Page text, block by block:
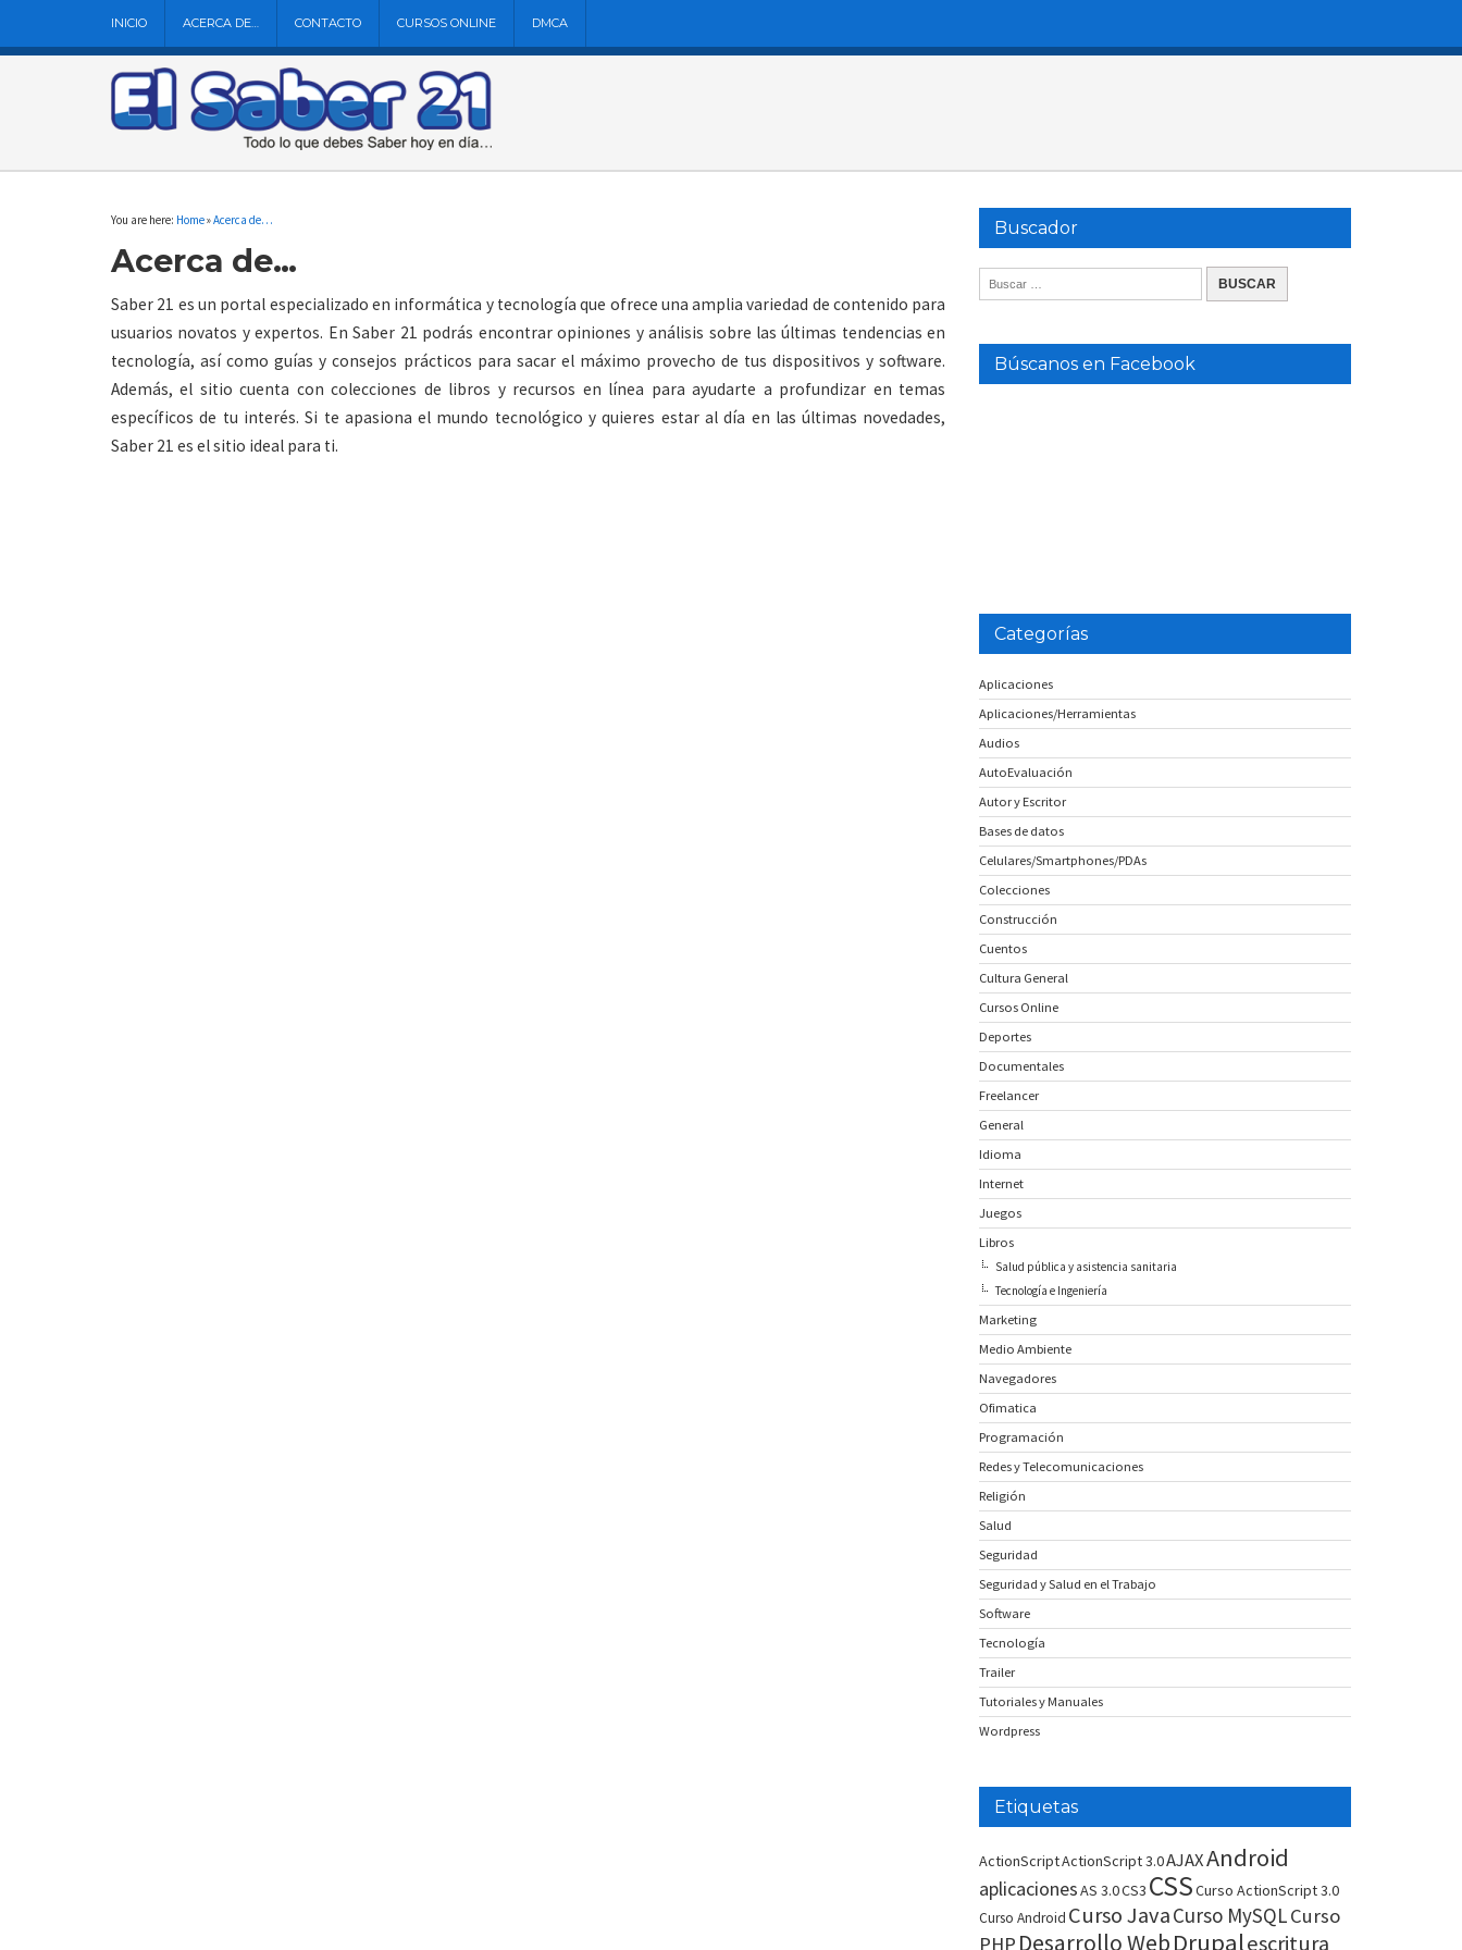
INICIO ACERCA DE… CONTACTO CURSOS ONLINE DMCA
You are here: Home»Acerca de…
Acerca de…
Saber 21 es un portal especializado en informática y tecnología que ofrece una amplia variedad de contenido para
usuarios novatos y expertos. En Saber 21 podrás encontrar opiniones y análisis sobre las últimas tendencias en
tecnología, así como guías y consejos prácticos para sacar el máximo provecho de tus dispositivos y software.
Además, el sitio cuenta con colecciones de libros y recursos en línea para ayudarte a profundizar en temas
específicos de tu interés. Si te apasiona el mundo tecnológico y quieres estar al día en las últimas novedades,
Saber 21 es el sitio ideal para ti.
Buscador
Búscanos en Facebook
Categorías
Aplicaciones
Aplicaciones/Herramientas
Audios
AutoEvaluación
Autor y Escritor
Bases de datos
Celulares/Smartphones/PDAs
Colecciones
Construcción
Cuentos
Cultura General
Cursos Online
Deportes
Documentales
Freelancer
General
Idioma
Internet
Juegos
Libros
Salud pública y asistencia sanitaria
Tecnología e Ingeniería
Marketing
Medio Ambiente
Navegadores
Ofimatica
Programación
Redes y Telecomunicaciones
Religión
Salud
Seguridad
Seguridad y Salud en el Trabajo
Software
Tecnología
Trailer
Tutoriales y Manuales
Wordpress
Etiquetas
ActionScriptActionScript 3.0AJAXAndroid
aplicacionesAS 3.0CS3 CSSCurso ActionScript 3.0
Curso Android Curso JavaCurso MySQLCurso
PHP Desarrollo WebDrupalescritura